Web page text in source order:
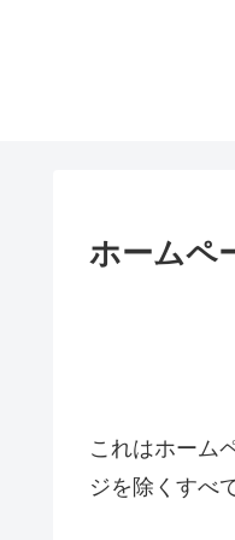
ホームペ
これはホーム
ジを除くすべ